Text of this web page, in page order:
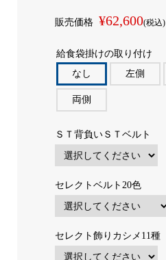
販売価格 ¥62,600(税込)
給食袋掛けの取り付け
なし
左側
両側
ＳＴ背負いＳＴベルト
セレクトベルト20色
セレクト飾りカシメ11種